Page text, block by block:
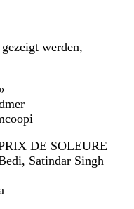
werden,
DE SOLEURE
Satindar Singh